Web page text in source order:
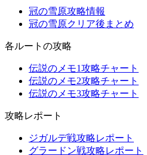
冠の雪原攻略情報
冠の雪原クリア後まとめ
各ルートの攻略
伝説のメモ1攻略チャート
伝説のメモ2攻略チャート
伝説のメモ3攻略チャート
攻略レポート
ジガルデ戦攻略レポート
グラードン戦攻略レポート